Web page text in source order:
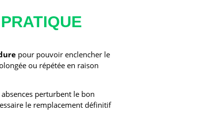
pour pouvoir enclencher le
ou répétée en raison
perturbent le bon
le remplacement définitif